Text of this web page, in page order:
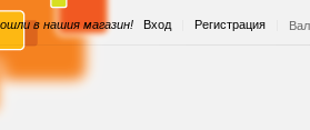
Вход Регистрация
в нашия магазин!